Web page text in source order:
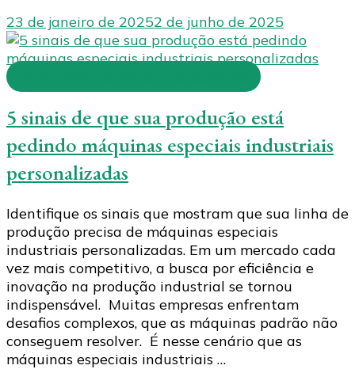
23 de janeiro de 20252 de junho de 2025
5 sinais de que sua produção está
pedindo máquinas especiais industriais
personalizadas
Identifique os sinais que mostram que sua linha de
produção precisa de máquinas especiais
industriais personalizadas. Em um mercado cada
vez mais competitivo, a busca por eficiência e
inovação na produção industrial se tornou
indispensável. Muitas empresas enfrentam
desafios complexos, que as máquinas padrão não
conseguem resolver. É nesse cenário que as
máquinas especiais industriais …